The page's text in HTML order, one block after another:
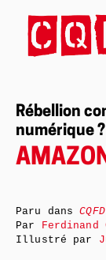
Rébellion
numérique ?
Paru dansCQFD
Par Ferdinand
Illustré par